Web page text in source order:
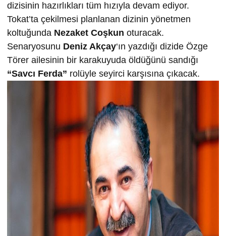
dizisinin hazırlıkları tüm hızıyla devam ediyor.
Tokat’ta çekilmesi planlanan dizinin yönetmen
koltuğunda Nezaket Coşkun oturacak.
Senaryosunu Deniz Akçay‘ın yazdığı dizide Özge
Törer ailesinin bir karakuyuda öldüğünü sandığı
“Savcı Ferda” rolüyle seyirci karşısına çıkacak.